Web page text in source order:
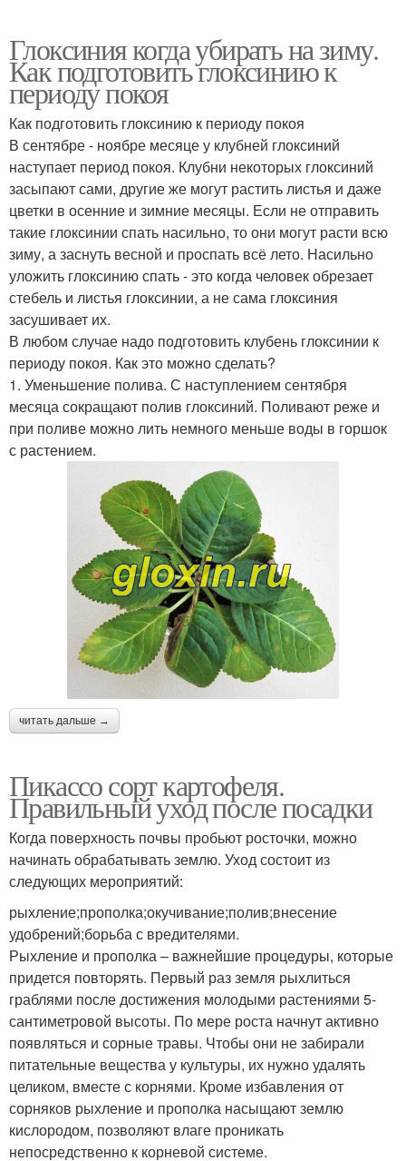
Глоксиния когда убирать на зиму.
Как подготовить глоксинию к
периоду покоя
Как подготовить глоксинию к периоду покоя
В сентябре - ноябре месяце у клубней глоксиний
наступает период покоя. Клубни некоторых глоксиний
засыпают сами, другие же могут растить листья и даже
цветки в осенние и зимние месяцы. Если не отправить
такие глоксинии спать насильно, то они могут расти всю
зиму, а заснуть весной и проспать всё лето. Насильно
уложить глоксинию спать - это когда человек обрезает
стебель и листья глоксинии, а не сама глоксиния
засушивает их.
В любом случае надо подготовить клубень глоксинии к
периоду покоя. Как это можно сделать?
1. Уменьшение полива. С наступлением сентября
месяца сокращают полив глоксиний. Поливают реже и
при поливе можно лить немного меньше воды в горшок
с растением.
читать дальше →
Пикассо сорт картофеля.
Правильный уход после посадки
Когда поверхность почвы пробьют росточки, можно
начинать обрабатывать землю. Уход состоит из
следующих мероприятий:
рыхление;прополка;окучивание;полив;внесение
удобрений;борьба с вредителями.
Рыхление и прополка – важнейшие процедуры, которые
придется повторять. Первый раз земля рыхлиться
граблями после достижения молодыми растениями 5-
сантиметровой высоты. По мере роста начнут активно
появляться и сорные травы. Чтобы они не забирали
питательные вещества у культуры, их нужно удалять
целиком, вместе с корнями. Кроме избавления от
сорняков рыхление и прополка насыщают землю
кислородом, позволяют влаге проникать
непосредственно к корневой системе.